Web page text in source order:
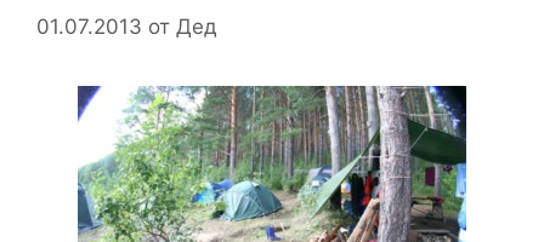
01.07.2013 от Дед